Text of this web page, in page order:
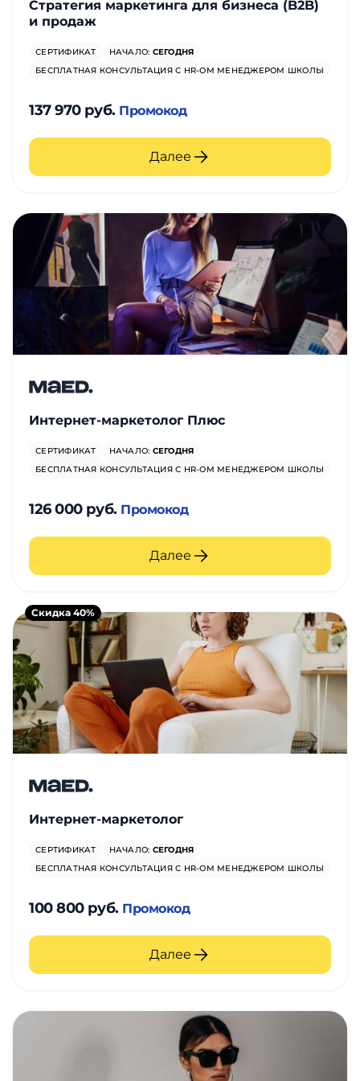
Стратегия маркетинга для бизнеса (B2B)
и продаж
СЕРТИФИКАТ НАЧАЛО: СЕГОДНЯ
БЕСПЛАТНАЯ КОНСУЛЬТАЦИЯ С HR-ОМ МЕНЕДЖЕРОМ ШКОЛЫ
137 970 руб. Промокод
Далее
Интернет-маркетолог Плюс
СЕРТИФИКАТ НАЧАЛО: СЕГОДНЯ
БЕСПЛАТНАЯ КОНСУЛЬТАЦИЯ С HR-ОМ МЕНЕДЖЕРОМ ШКОЛЫ
126 000 руб. Промокод
Далее
Интернет-маркетолог
СЕРТИФИКАТ НАЧАЛО: СЕГОДНЯ
БЕСПЛАТНАЯ КОНСУЛЬТАЦИЯ С HR-ОМ МЕНЕДЖЕРОМ ШКОЛЫ
100 800 руб. Промокод
Далее
Скидка 40%